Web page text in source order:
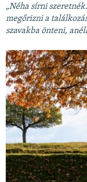
„Néha sírni
megőrizni a
szavakba önteni,